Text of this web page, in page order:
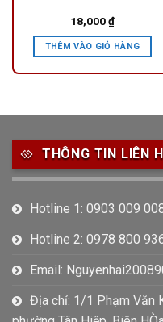
18,000₫
THÊM VÀO GIỎ HÀNG
THÔNG TIN LIÊN
Hotline 1: 0903 009
Hotline 2: 0978 800
Email:
Địa chỉ: 1/1 Phạm Văn